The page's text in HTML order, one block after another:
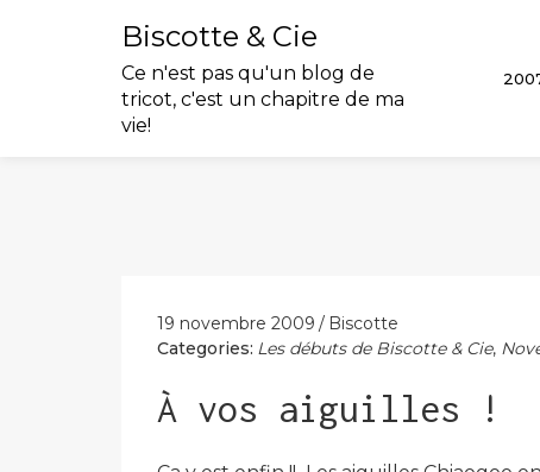
Biscotte & Cie
Ce n'est pas qu'un blog de
tricot, c'est un chapitre de ma
vie!
19 novembre 2009
Biscotte
Categories: Les débuts de Biscotte & Cie,
À vos aiguilles !